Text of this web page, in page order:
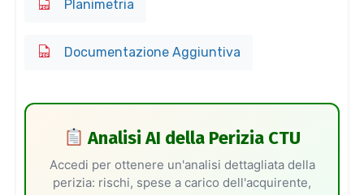
Planimetria
Documentazione Aggiuntiva
Analisi AI della Perizia CTU
Accedi per ottenere un'analisi dettagliata della
perizia: rischi, spese a carico dell'acquirente,